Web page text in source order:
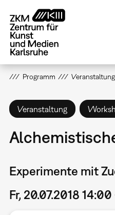
zum
Inhalt
Programm
Veranstaltung
Experimente mit
Fr, 20.07.2018